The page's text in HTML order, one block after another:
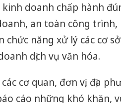
doanh chấp hành
an toàn công trình,
chức năng xử lý các cơ
dịch vụ văn hóa.
cơ quan, đơn vị, địa
cáo những khó khăn,